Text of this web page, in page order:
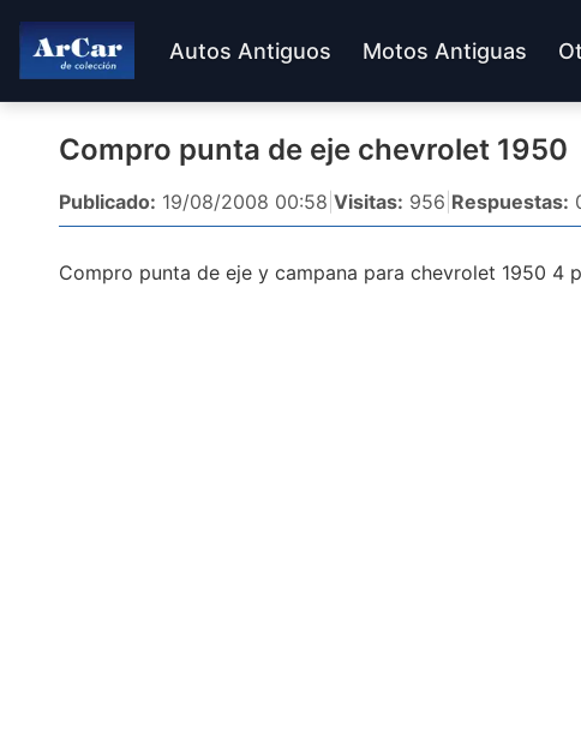
Autos Antiguos Motos Antiguas
Compro punta de eje chevrolet 1950
Publicado: 19/08/2008 00:58 Visitas: 956 Respuestas:
Compro punta de eje y campana para chevrolet 1950 4